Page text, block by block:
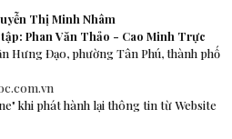
Thị Minh Nhâm
Phan Văn Thảo - Cao Minh Trực
Hưng Đạo, phường Tân Phú, thành phố
khi phát hành lại thông tin từ Website